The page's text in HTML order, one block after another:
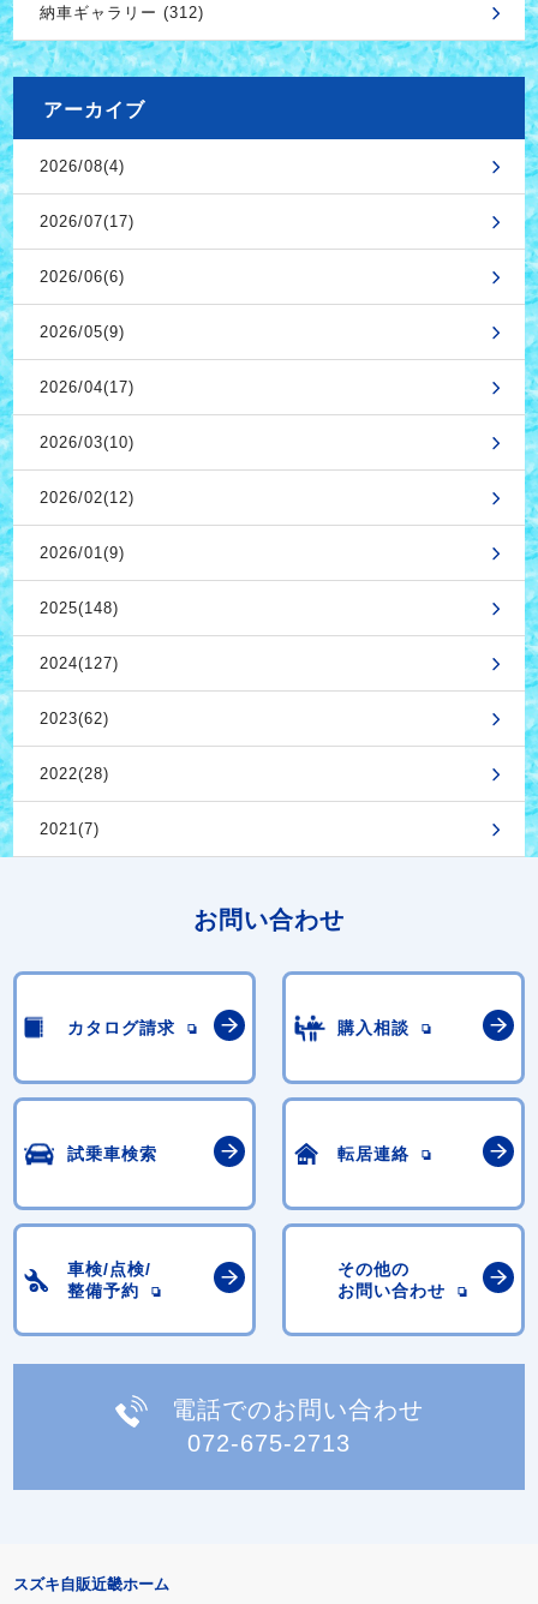
納車ギャラリー (312)
アーカイブ
2026/08(4)
2026/07(17)
2026/06(6)
2026/05(9)
2026/04(17)
2026/03(10)
2026/02(12)
2026/01(9)
2025(148)
2024(127)
2023(62)
2022(28)
2021(7)
お問い合わせ
カタログ請求 購入相談
試乗車検索 転居連絡
車検/点検/
整備予約
その他の
お問い合わせ
電話でのお問い合わせ
072-675-2713
スズキ自販近畿ホーム